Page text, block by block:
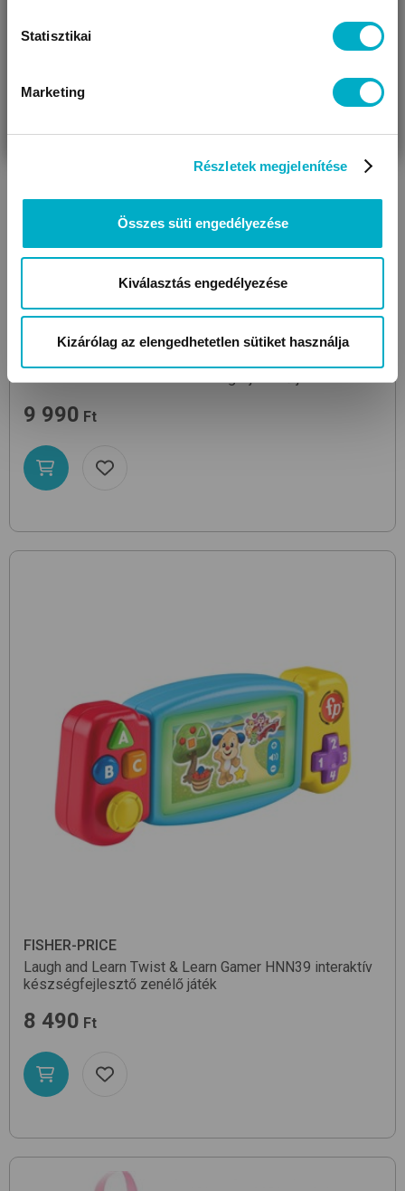
Statisztikai
Marketing
Részletek megjelenítése
Összes süti engedélyezése
Kiválasztás engedélyezése
Kizárólag az elengedhetetlen sütiket használja
Kitten function interaktív készségfejlesztő játék
9 990 Ft
FISHER-PRICE
Laugh and Learn Twist & Learn Gamer HNN39 interaktív
készségfejlesztő zenélő játék
8 490 Ft
VÁRANDÓS
AJÁNDÉKOT